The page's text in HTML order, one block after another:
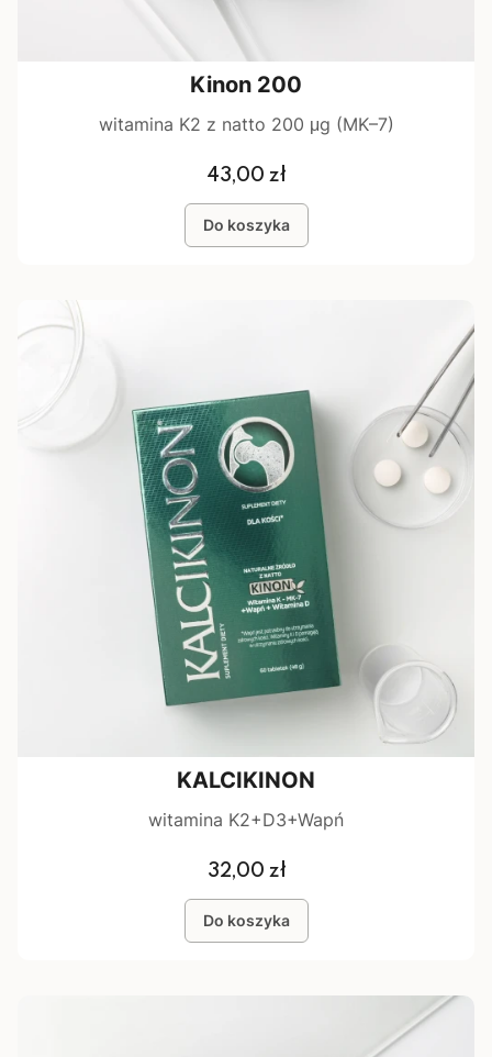
Kinon 200
witamina K2 z natto 200 μg (MK–7)
Cena
43,00 zł
Do koszyka
KALCIKINON
witamina K2+D3+Wapń
Cena
32,00 zł
Do koszyka